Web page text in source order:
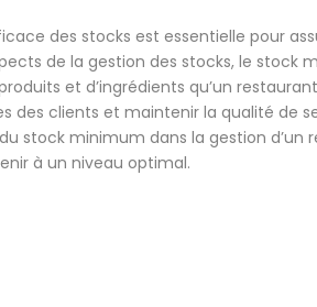
des stocks est essentielle pour
de la gestion des stocks, le stock
et d’ingrédients qu’un
des clients et maintenir la qualité de
stock minimum dans la gestion
à un niveau optimal.